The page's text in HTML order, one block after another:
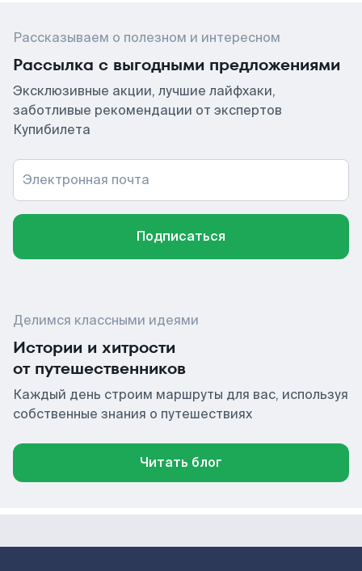
Рассказываем о полезном и интересном
Рассылка с выгодными предложениями
Эксклюзивные акции, лучшие лайфхаки,
заботливые рекомендации от экспертов
Купибилета
Электронная почта
Подписаться
Делимся классными идеями
Истории и хитрости
от путешественников
Каждый день строим маршруты для вас, используя
собственные знания о путешествиях
Читать блог